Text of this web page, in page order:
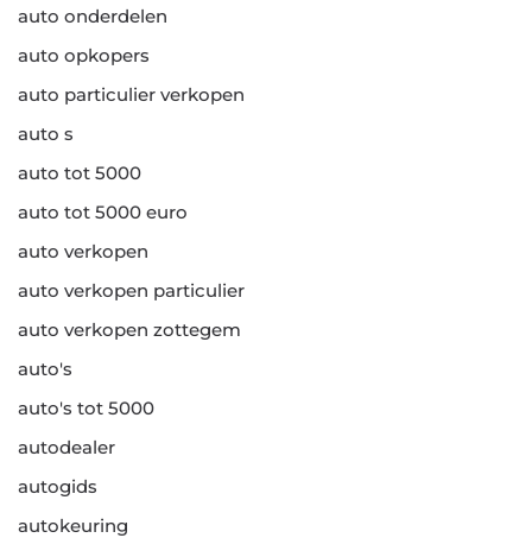
auto onderdelen
auto opkopers
auto particulier verkopen
auto s
auto tot 5000
auto tot 5000 euro
auto verkopen
auto verkopen particulier
auto verkopen zottegem
auto's
auto's tot 5000
autodealer
autogids
autokeuring